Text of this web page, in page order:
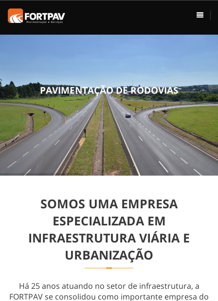
Vias Urbanas
Rodovias
Drenagem
Terraplenagem
Conservação
PAVIMENTAÇÃODERODOVIAS
SOMOS UMA EMPRESA
ESPECIALIZADA EM
INFRAESTRUTURA VIÁRIA E
URBANIZAÇÃO
Há 25 anos atuando no setor de infraestrutura, a
FORTPAV se consolidou como importante empresa do